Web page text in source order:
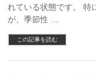
れている状態です。 特
が、季節性 …
この記事を読む